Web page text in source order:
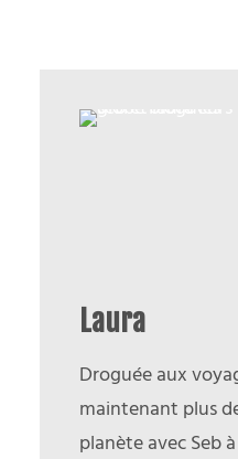
Laura
Droguée aux
maintenant plus
planète avec Seb